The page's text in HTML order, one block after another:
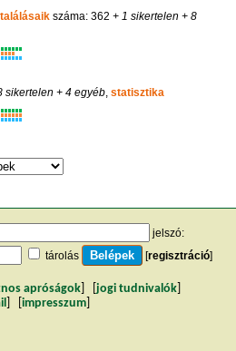
száma: 362 + 1 sikertelen + 8
sikertelen + 4 egyéb, statisztika
jelszó:
tárolás
[regisztráció]
apróságok jogi tudnivalók
impresszum]